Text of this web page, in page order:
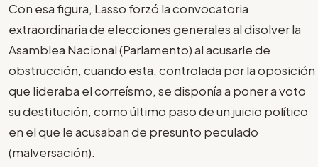
Con esa figura, Lasso forzó la convocatoria
extraordinaria de elecciones generales al disolver la
Asamblea Nacional (Parlamento) al acusarle de
obstrucción, cuando esta, controlada por la oposición
que lideraba el correísmo, se disponía a poner a voto
su destitución, como último paso de un juicio político
en el que le acusaban de presunto peculado
(malversación).